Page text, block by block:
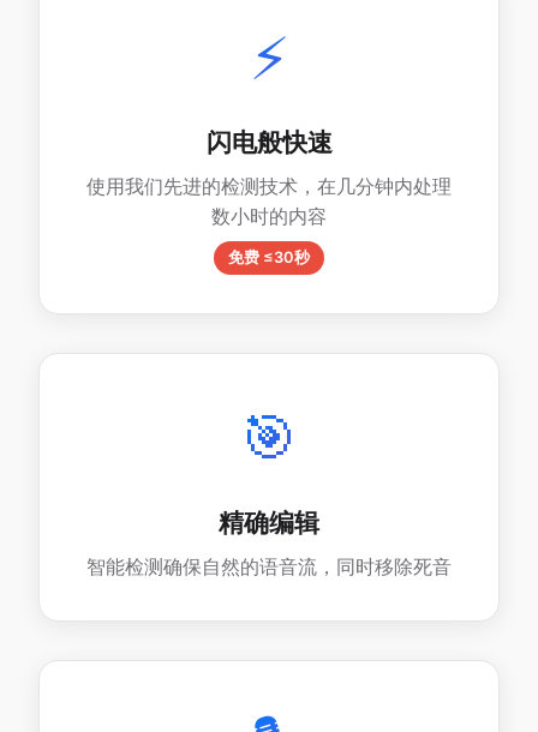
⚡
闪电般快速
使用我们先进的检测技术，在几分钟内处理
数小时的内容
免费 ≤30秒
🎯
精确编辑
智能检测确保自然的语音流，同时移除死音